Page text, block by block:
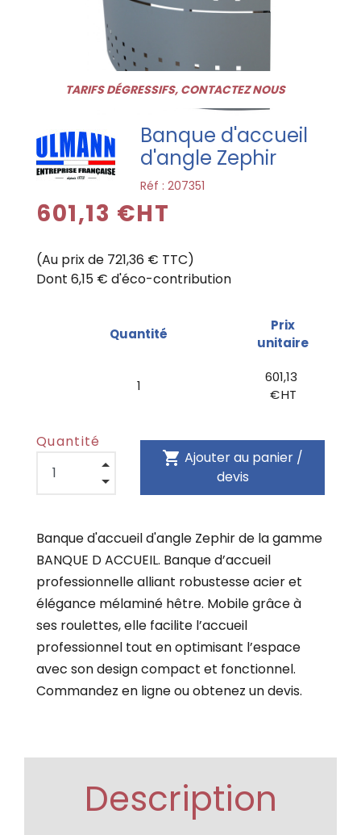
TARIFS DÉGRESSIFS, CONTACTEZ NOUS
Banque d'accueil
d'angle Zephir
Réf :207351
601,13 €HT
(Au prix de 721,36 € TTC)
Dont 6,15 € d'éco-contribution
Quantité
Prix
unitaire
1
601,13
€ HT
Quantité
shopping_cart Ajouter au panier /
devis
Banque d'accueil d'angle Zephir de la gamme
BANQUE D ACCUEIL. Banque d’accueil
professionnelle alliant robustesse acier et
élégance mélaminé hêtre. Mobile grâce à
ses roulettes, elle facilite l’accueil
professionnel tout en optimisant l’espace
avec son design compact et fonctionnel.
Commandez en ligne ou obtenez un devis.
Description